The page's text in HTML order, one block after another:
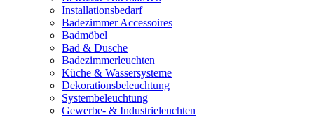
Installationsbedarf
Badezimmer Accessoires
Badmöbel
Bad & Dusche
Badezimmerleuchten
Küche & Wassersysteme
Dekorationsbeleuchtung
Systembeleuchtung
Gewerbe- & Industrieleuchten